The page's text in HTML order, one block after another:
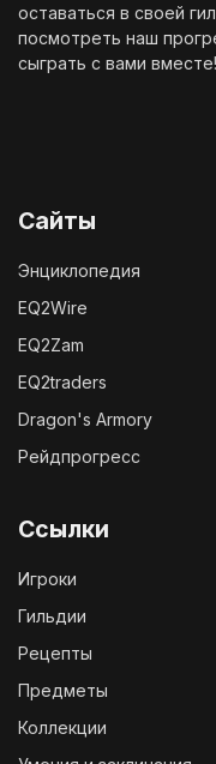
оставаться в своей
посмотреть наш
сыграть с вами вместе!
Сайты
Энциклопедия
EQ2Wire
EQ2Zam
EQ2traders
Dragon's Armory
Рейдпрогресс
Ссылки
Игроки
Гильдии
Рецепты
Предметы
Коллекции